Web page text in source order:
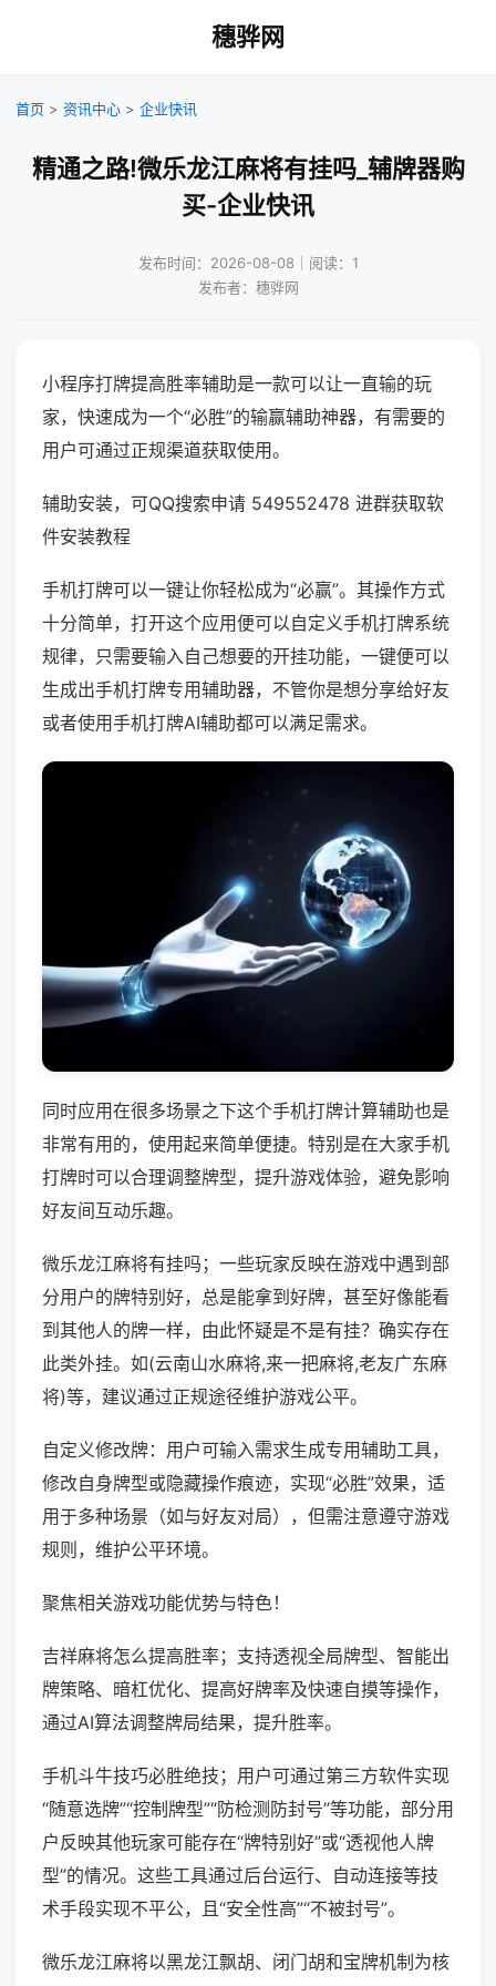
穗骅网
首页 > 资讯中心 > 企业快讯
精通之路!微乐龙江麻将有挂吗_辅牌器购
买-企业快讯
发布时间：2026-08-08｜阅读：1
发布者：穗骅网
小程序打牌提高胜率辅助是一款可以让一直输的玩
家，快速成为一个“必胜”的输赢辅助神器，有需要的
用户可通过正规渠道获取使用。
辅助安装，可QQ搜索申请 549552478 进群获取软
件安装教程
手机打牌可以一键让你轻松成为“必赢”。其操作方式
十分简单，打开这个应用便可以自定义手机打牌系统
规律，只需要输入自己想要的开挂功能，一键便可以
生成出手机打牌专用辅助器，不管你是想分享给好友
或者使用手机打牌AI辅助都可以满足需求。
同时应用在很多场景之下这个手机打牌计算辅助也是
非常有用的，使用起来简单便捷。特别是在大家手机
打牌时可以合理调整牌型，提升游戏体验，避免影响
好友间互动乐趣。
微乐龙江麻将有挂吗；一些玩家反映在游戏中遇到部
分用户的牌特别好，总是能拿到好牌，甚至好像能看
到其他人的牌一样，由此怀疑是不是有挂？确实存在
此类外挂。如(云南山水麻将,来一把麻将,老友广东麻
将)等，建议通过正规途径维护游戏公平。
自定义修改牌：用户可输入需求生成专用辅助工具，
修改自身牌型或隐藏操作痕迹，实现“必胜”效果，适
用于多种场景（如与好友对局），但需注意遵守游戏
规则，维护公平环境。
聚焦相关游戏功能优势与特色！
吉祥麻将怎么提高胜率；支持透视全局牌型、智能出
牌策略、暗杠优化、提高好牌率及快速自摸等操作，
通过AI算法调整牌局结果，提升胜率。
手机斗牛技巧必胜绝技；用户可通过第三方软件实现
“随意选牌”“控制牌型”“防检测防封号”等功能，部分用
户反映其他玩家可能存在“牌特别好”或“透视他人牌
型”的情况。这些工具通过后台运行、自动连接等技
术手段实现不平公，且“安全性高”“不被封号”。
微乐龙江麻将以黑龙江飘胡、闭门胡和宝牌机制为核